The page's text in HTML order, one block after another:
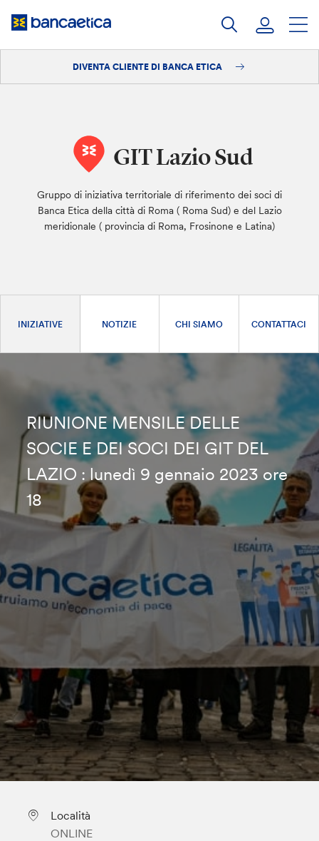
DIVENTA CLIENTE DI BANCA ETICA
GIT Lazio Sud
Gruppo di iniziativa territoriale di riferimento dei soci di
Banca Etica della città di Roma ( Roma Sud) e del Lazio
meridionale ( provincia di Roma, Frosinone e Latina)
INIZIATIVE NOTIZIE CHI SIAMO CONTATTACI
RIUNIONE MENSILE DELLE
SOCIE E DEI SOCI DEI GIT DEL
LAZIO : lunedì 9 gennaio 2023 ore
18
Località
ONLINE